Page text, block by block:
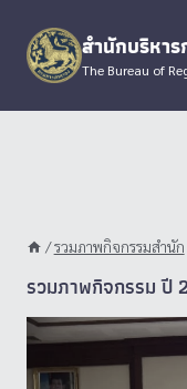
content
สำนักบริหาร
The Bureau of
/รวมภาพกิจกรรมสำนัก
รวมภาพกิจกรรม ปี